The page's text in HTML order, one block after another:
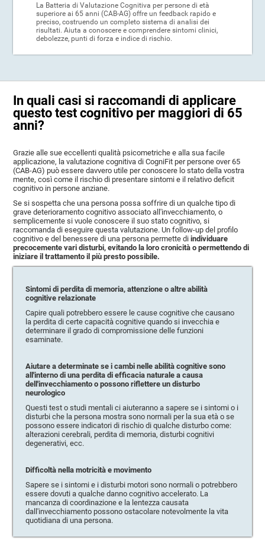
La Batteria di Valutazione Cognitiva per persone di età
superiore ai 65 anni (CAB-AG) offre un feedback rapido e
preciso, costruendo un completo sistema di analisi dei
risultati. Aiuta a conoscere e comprendere sintomi clinici,
debolezze, punti di forza e indice di rischio.
In quali casi si raccomandi di applicare
questo test cognitivo per maggiori di 65
anni?
Grazie alle sue eccellenti qualità psicometriche e alla sua facile
applicazione, la valutazione cognitiva di CogniFit per persone over 65
(CAB-AG) può essere davvero utile per conoscere lo stato della vostra
mente, così come il rischio di presentare sintomi e il relativo deficit
cognitivo in persone anziane.
Se si sospetta che una persona possa soffrire di un qualche tipo di
grave deterioramento cognitivo associato all'invecchiamento, o
semplicemente si vuole conoscere il suo stato cognitivo, si
raccomanda di eseguire questa valutazione. Un follow-up del profilo
cognitivo e del benessere di una persona permette diindividuare
precocemente vari disturbi, evitando la loro cronicità o permettendo di
iniziare il trattamento il più presto possibile.
Sintomi di perdita di memoria, attenzione o altre abilità
cognitive relazionate
Capire quali potrebbero essere le cause cognitive che causano
la perdita di certe capacità cognitive quando si invecchia e
determinare il grado di compromissione delle funzioni
esaminate.
Aiutare a determinate se i cambi nelle abilità cognitive sono
all'interno di una perdita di efficacia naturale a causa
dell'invecchiamento o possono riflettere un disturbo
neurologico
Questi test o studi mentali ci aiuteranno a sapere se i sintomi o i
disturbi che la persona mostra sono normali per la sua età o se
possono essere indicatori di rischio di qualche disturbo come:
alterazioni cerebrali, perdita di memoria, disturbi cognitivi
degenerativi, ecc.
Difficoltà nella motricità e movimento
Sapere se i sintomi e i disturbi motori sono normali o potrebbero
essere dovuti a qualche danno cognitivo accelerato. La
mancanza di coordinazione e la lentezza causata
dall'invecchiamento possono ostacolare notevolmente la vita
quotidiana di una persona.